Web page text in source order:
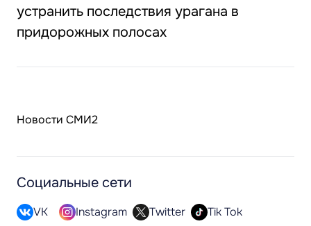
устранить последствия урагана в
придорожных полосах
Новости СМИ2
Социальные сети
VK Instagram Twitter
Tik Tok